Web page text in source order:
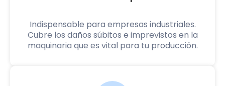
Indispensable para empresas industriales.
Cubre los daños súbitos e imprevistos en la
maquinaria que es vital para tu producción.